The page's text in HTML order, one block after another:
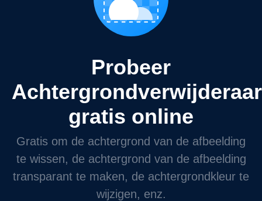
Probeer
Achtergrondverwijderaar
gratis online
Gratis om de achtergrond van de afbeelding
te wissen, de achtergrond van de afbeelding
transparant te maken, de achtergrondkleur te
wijzigen, enz.